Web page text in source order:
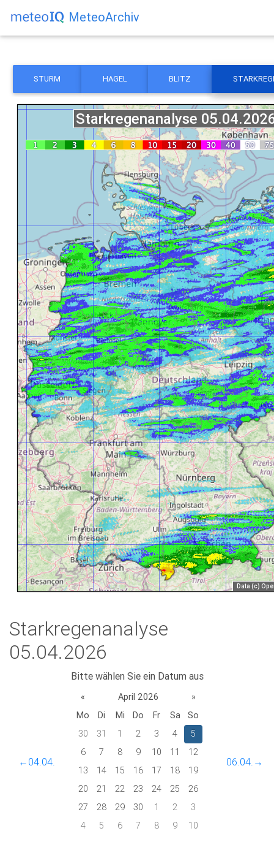
MeteoArchiv
STURM HAGEL BLITZ
Starkregenanalyse
05.04.2026
Bitte wählen Sie ein Datum aus
←04.04.
« April 2026
»
Mo
Di Mi Do Fr Sa
So
30
31 1 2 3 4
5
6
7 8 9 10 11
12
13
14 15 16 17 18
19
20
21 22 23 24 25
26
27
28 29 30 1 2
3
4
5 6 7 8 9 10
06.04.→